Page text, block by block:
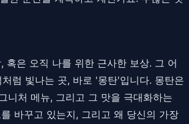
혹은 오직 나를 위한 근사한 보상. 그 어
럼 빛나는 곳, 바로 '몽탄'입니다. 몽탄은
니처 메뉴, 그리고 그 맛을 극대화하는
바꾸고 있는지, 그리고 왜 당신의 가장